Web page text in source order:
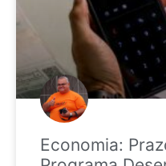
Economia: